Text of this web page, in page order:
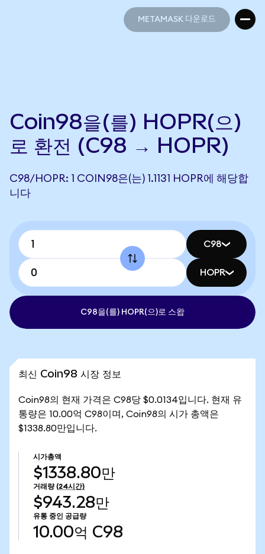
METAMASK 다운로드
Coin98을(를) HOPR(으)
로 환전 (C98 → HOPR)
C98/HOPR: 1 COIN98은(는) 1.1131 HOPR에 해당합
니다
C98
HOPR
C98을(를) HOPR(으)로 스왑
최신 Coin98 시장 정보
Coin98의 현재 가격은 C98당 $0.0134입니다. 현재 유
통량은 10.00억 C98이며, Coin98의 시가 총액은
$1338.80만입니다.
시가총액
$1338.80만
거래량 (24시간)
$943.28만
유통 중인 공급량
10.00억 C98